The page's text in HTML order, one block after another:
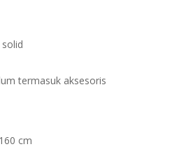
termasuk aksesoris
cm